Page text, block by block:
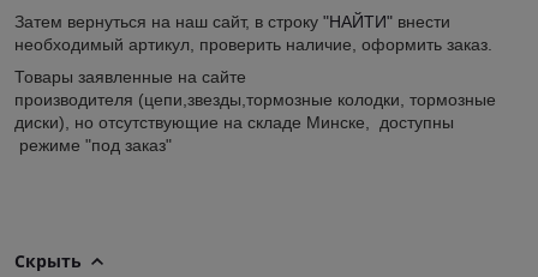
Затем вернуться на наш сайт, в строку "НАЙТИ" внести
необходимый артикул, проверить наличие, оформить заказ.
Товары заявленные на сайте
производителя (цепи,звезды,тормозные колодки, тормозные
диски), но отсутствующие на складе Минске, доступны
режиме "под заказ"
Скрыть